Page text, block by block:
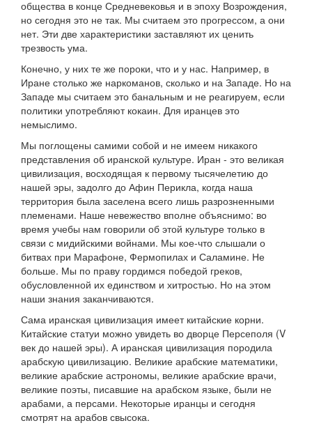
общества в конце Средневековья и в эпоху Возрождения,
но сегодня это не так. Мы считаем это прогрессом, а они
нет. Эти две характеристики заставляют их ценить
трезвость ума.
Конечно, у них те же пороки, что и у нас. Например, в
Иране столько же наркоманов, сколько и на Западе. Но на
Западе мы считаем это банальным и не реагируем, если
политики употребляют кокаин. Для иранцев это
немыслимо.
Мы поглощены самими собой и не имеем никакого
представления об иранской культуре. Иран - это великая
цивилизация, восходящая к первому тысячелетию до
нашей эры, задолго до Афин Перикла, когда наша
территория была заселена всего лишь разрозненными
племенами. Наше невежество вполне объяснимо: во
время учебы нам говорили об этой культуре только в
связи с мидийскими войнами. Мы кое-что слышали о
битвах при Марафоне, Фермопилах и Саламине. Не
больше. Мы по праву гордимся победой греков,
обусловленной их единством и хитростью. Но на этом
наши знания заканчиваются.
Сама иранская цивилизация имеет китайские корни.
Китайские статуи можно увидеть во дворце Персеполя (V
век до нашей эры). А иранская цивилизация породила
арабскую цивилизацию. Великие арабские математики,
великие арабские астрономы, великие арабские врачи,
великие поэты, писавшие на арабском языке, были не
арабами, а персами. Некоторые иранцы и сегодня
смотрят на арабов свысока.